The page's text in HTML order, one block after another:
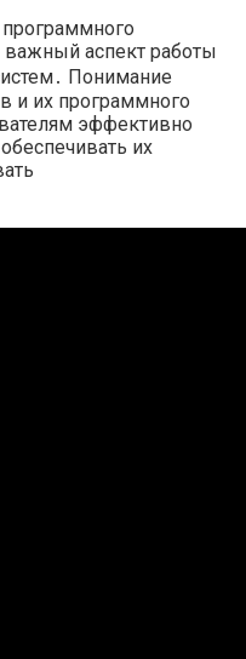
важный аспект работы
Понимание
и их программного
эффективно
их